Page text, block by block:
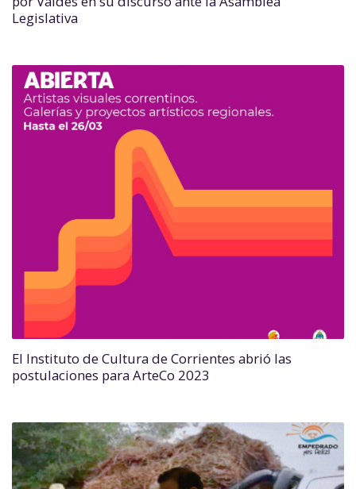
Legislativa
El Instituto de Cultura de Corrientes abrió las
postulaciones para ArteCo 2023